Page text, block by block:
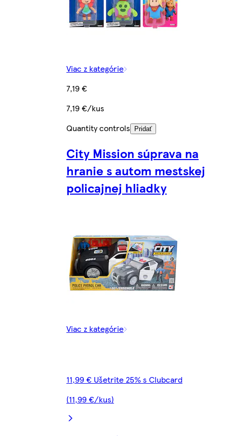
Viac z kategórie
7,19 €
7,19 €/kus
Quantity controls
Pridať
City Mission súprava na
hranie s autom mestskej
policajnej hliadky
Viac z kategórie
11,99 € Ušetrite 25% s Clubcard
(11,99 €/kus)